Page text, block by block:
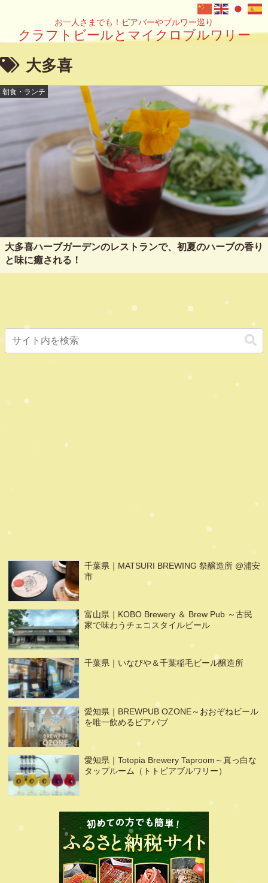
お一人さまでも！ビアバーやブルワー巡り
クラフトビールとマイクロブルワリー
大多喜
朝食・ランチ
大多喜ハーブガーデンのレストランで、初夏のハーブの香り
と味に癒される！
千葉県｜MATSURI BREWING 祭醸造所 @浦安
市
富山県｜KOBO Brewery ＆ Brew Pub ～古民
家で味わうチェコスタイルビール
千葉県｜いなびや＆千葉稲毛ビール醸造所
愛知県｜BREWPUB OZONE～おおぞねビール
を唯一飲めるビアパブ
愛知県｜Totopia Brewery Taproom～真っ白な
タップルーム（トトピアブルワリー）